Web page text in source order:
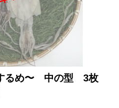
するめ〜 中の型 3枚